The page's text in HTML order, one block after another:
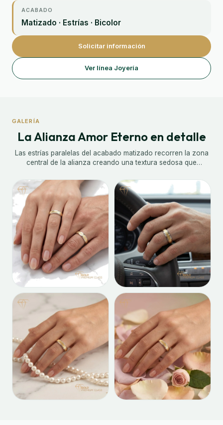
ACABADO
Matizado · Estrías · Bicolor
Solicitar información
Ver línea Joyería
GALERÍA
La Alianza Amor Eterno en detalle
Las estrías paralelas del acabado matizado recorren la zona
central de la alianza creando una textura sedosa que
3,5mm de ancho la convierten en una alianza de presencia
perfecta: visible sin ser llamativa, elegante sin esfuerzo,
cómoda para toda la vida.